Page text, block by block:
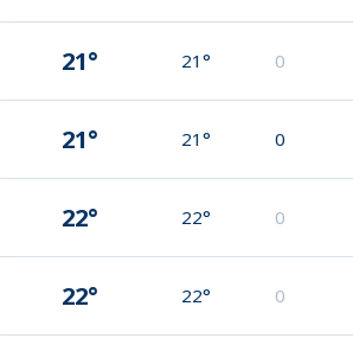
21° 21° 0
21° 21° 0
22° 22° 0
22° 22° 0